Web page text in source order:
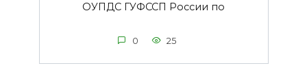
ОУПДС ГУФССП России по
0 25